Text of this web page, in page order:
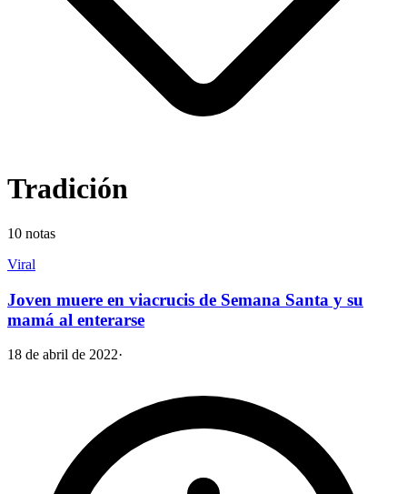
Tradición
10 notas
Viral
Joven muere en viacrucis de Semana Santa y su
mamá al enterarse
18 de abril de 2022·